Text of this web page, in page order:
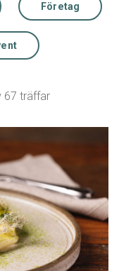
Företag
67 träffar